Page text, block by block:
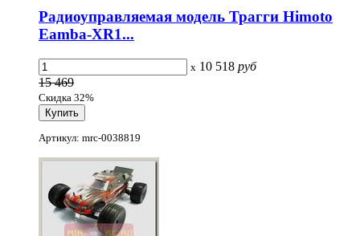
Радиоуправляемая модель Трагги Himoto
Eamba-XR1...
x 10 518 руб
15 469
Скидка 32%
Артикул: mrc-0038819